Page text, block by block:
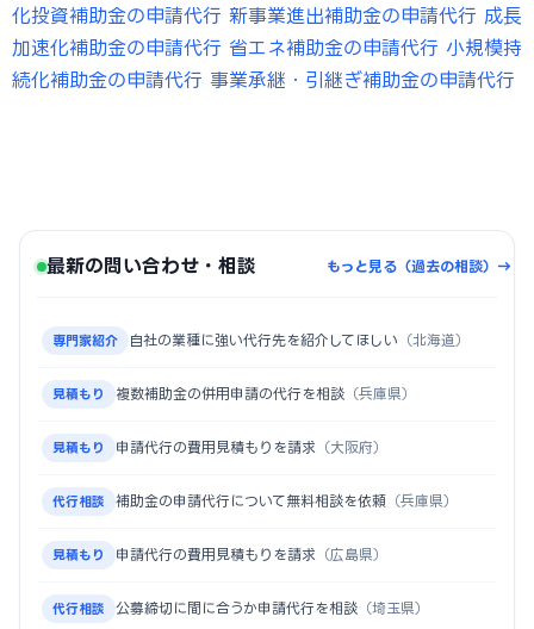
化投資補助金の申請代行 新事業進出補助金の申請代行 成長
加速化補助金の申請代行 省エネ補助金の申請代行 小規模持
続化補助金の申請代行 事業承継・引継ぎ補助金の申請代行
最新の問い合わせ・相談 もっと見る（過去の相談）→
専門家紹介 自社の業種に強い代行先を紹介してほしい （北海道）
見積もり 複数補助金の併用申請の代行を相談 （兵庫県）
見積もり 申請代行の費用見積もりを請求 （大阪府）
代行相談 補助金の申請代行について無料相談を依頼 （兵庫県）
見積もり 申請代行の費用見積もりを請求 （広島県）
代行相談 公募締切に間に合うか申請代行を相談 （埼玉県）